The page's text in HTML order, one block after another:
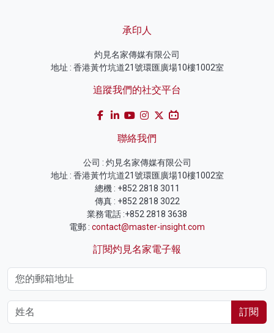
承印人
灼見名家傳媒有限公司
地址 : 香港黃竹坑道21號環匯廣場10樓1002室
追蹤我們的社交平台
聯絡我們
公司 : 灼見名家傳媒有限公司
地址 : 香港黃竹坑道21號環匯廣場10樓1002室
總機 : +852 2818 3011
傳真 : +852 2818 3022
業務電話 :+852 2818 3638
電郵 : contact@master-insight.com
訂閱灼見名家電子報
訂閱